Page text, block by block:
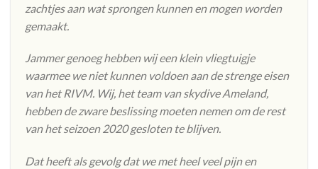
zachtjes aan wat sprongen kunnen en mogen worden
gemaakt.
Jammer genoeg hebben wij een klein vliegtuigje
waarmee we niet kunnen voldoen aan de strenge eisen
van het RIVM. Wij, het team van skydive Ameland,
hebben de zware beslissing moeten nemen om de rest
van het seizoen 2020 gesloten te blijven.
Dat heeft als gevolg dat we met heel veel pijn en